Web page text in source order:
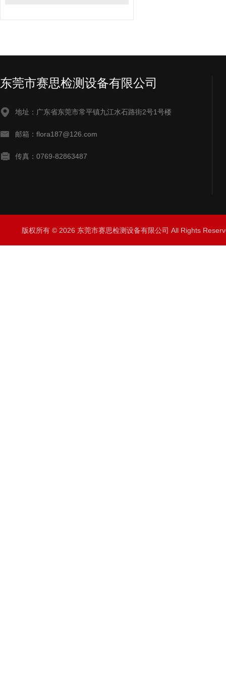
东莞市赛思检测设备有限公司
地址：广东省东莞市常平镇九江水石路街2号1号楼
邮箱：flora187@126.com
传真：0769-82863487
版权所有 © 2026 东莞市赛思检测设备有限公司 All Rights